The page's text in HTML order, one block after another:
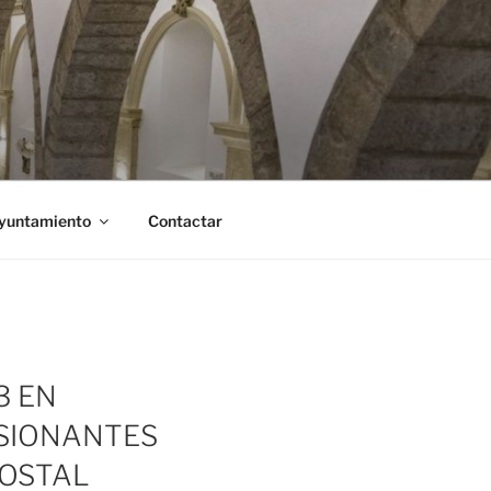
Contactar
EN